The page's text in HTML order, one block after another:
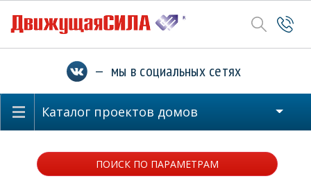
— мы в социальных сетях
Каталог проектов домов
ПОИСК ПО ПАРАМЕТРАМ